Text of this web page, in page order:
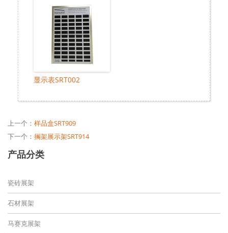
显示表SRT002
上一个： 样品盒SRT909
下一个： 搁架展示架SRT914
产品分类
瓷砖展架
石材展架
马赛克展架